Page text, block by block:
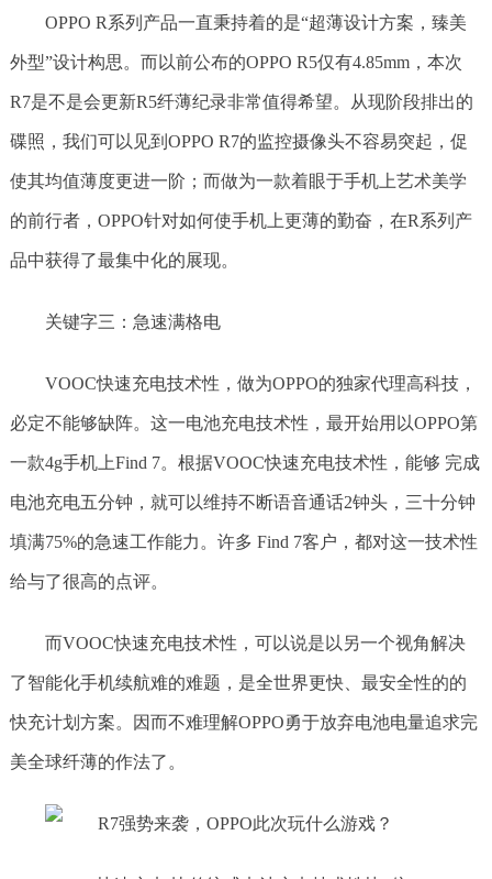
OPPO R系列产品一直秉持着的是“超薄设计方案，臻美
外型”设计构思。而以前公布的OPPO R5仅有4.85mm，本次
R7是不是会更新R5纤薄纪录非常值得希望。从现阶段排出的
碟照，我们可以见到OPPO R7的监控摄像头不容易突起，促
使其均值薄度更进一阶；而做为一款着眼于手机上艺术美学
的前行者，OPPO针对如何使手机上更薄的勤奋，在R系列产
品中获得了最集中化的展现。
关键字三：急速满格电
VOOC快速充电技术性，做为OPPO的独家代理高科技，
必定不能够缺阵。这一电池充电技术性，最开始用以OPPO第
一款4g手机上Find 7。根据VOOC快速充电技术性，能够 完成
电池充电五分钟，就可以维持不断语音通话2钟头，三十分钟
填满75%的急速工作能力。许多 Find 7客户，都对这一技术性
给与了很高的点评。
而VOOC快速充电技术性，可以说是以另一个视角解决
了智能化手机续航难的难题，是全世界更快、最安全性的的
快充计划方案。因而不难理解OPPO勇于放弃电池电量追求完
美全球纤薄的作法了。